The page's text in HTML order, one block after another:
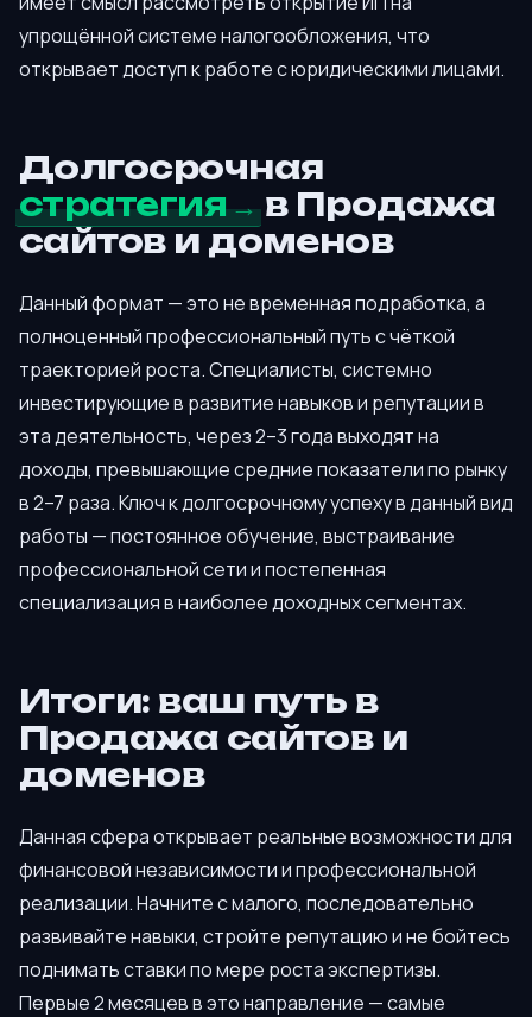
упрощённой системе налогообложения, что
открывает доступ к работе с юридическими лицами.
Долгосрочная
стратегия
в Продажа
сайтов и доменов
Данный формат — это не временная подработка, а
полноценный профессиональный путь с чёткой
траекторией роста. Специалисты, системно
инвестирующие в развитие навыков и репутации в
эта деятельность, через 2–3 года выходят на
доходы, превышающие средние показатели по рынку
в 2–7 раза. Ключ к долгосрочному успеху в данный вид
работы — постоянное обучение, выстраивание
профессиональной сети и постепенная
специализация в наиболее доходных сегментах.
Итоги: ваш путь в
Продажа сайтов и
доменов
Данная сфера открывает реальные возможности для
финансовой независимости и профессиональной
реализации. Начните с малого, последовательно
развивайте навыки, стройте репутацию и не бойтесь
поднимать ставки по мере роста экспертизы.
Первые 2 месяцев в это направление — самые